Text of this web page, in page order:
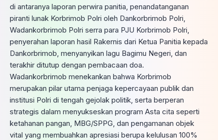
di antaranya laporan perwira panitia, penandatanganan
piranti lunak Korbrimob Polri oleh Dankorbrimob Polri,
Wadankorbrimob Polri serra para PJU Korbrimob Polri,
penyerahan laporan hasil Rakernis dari Ketua Panitia kepada
Dankorbrimob, menyanyikan lagu Bagimu Negeri, dan
terakhir ditutup dengan pembacaan doa.
Wadankorbrimob menekankan bahwa Korbrimob
merupakan pilar utama penjaga kepercayaan publik dan
institusi Polri di tengah gejolak politik, serta berperan
strategis dalam menyukseskan program Asta cita seperti
ketahanan pangan, MBG/SPPG, dan pengamanan objek
vital yang membuahkan apresiasi berupa kelulusan 100%